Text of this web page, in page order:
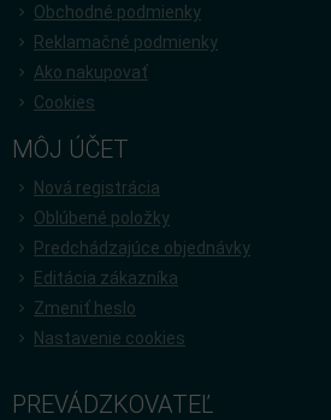
Obchodné podmienky
Reklamačné podmienky
Ako nakupovať
Cookies
MÔJ ÚČET
Nová registrácia
Oblúbené položky
Predchádzajúce objednávky
Editácia zákazníka
Zmeniť heslo
Nastavenie cookies
PREVÁDZKOVATEĽ